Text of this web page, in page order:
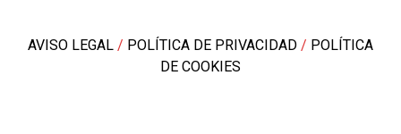
AVISO LEGAL / POLÍTICA DE PRIVACIDAD / POLÍTICA
DE COOKIES